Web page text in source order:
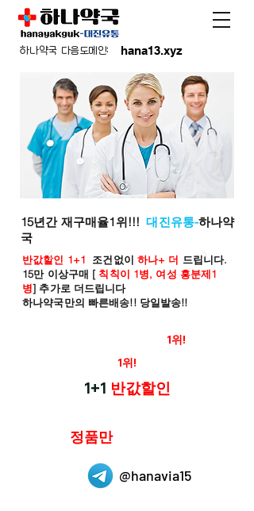
hana13.xyz
하나약국 다음도메인:
15년간 재구매율1위!!!대진유통-하나약
국
반값할인 1+1 조건없이 하나+ 더 드립니다.
15만 이상구매 [ 칙칙이 1병, 여성 흥분제1
병] 추가로 더드립니다
하나약국만의 빠른배송!! 당일발송!!
1위!
1위!
1+1 반값할인
정품만
@hanavia15